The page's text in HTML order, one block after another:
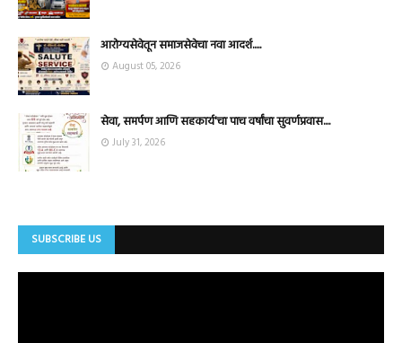
आरोग्यसेवेतून समाजसेवेचा नवा आदर्श.....
August 05, 2026
सेवा, समर्पण आणि सहकार्य'चा पाच वर्षांचा सुवर्णप्रवास....
July 31, 2026
SUBSCRIBE US